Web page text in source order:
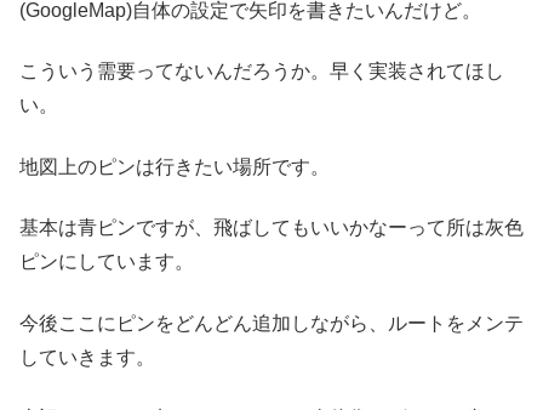
(GoogleMap)自体の設定で矢印を書きたいんだけど。
こういう需要ってないんだろうか。早く実装されてほし
い。
地図上のピンは行きたい場所です。
基本は青ピンですが、飛ばしてもいいかなーって所は灰色
ピンにしています。
今後ここにピンをどんどん追加しながら、ルートをメンテ
していきます。